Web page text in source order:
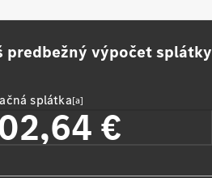
predbežný výpočet splátky
splátka[a]